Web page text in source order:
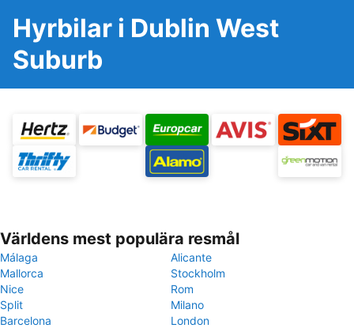
Hyrbilar i Dublin West
Suburb
Världens mest populära resmål
Málaga
Alicante
Mallorca
Stockholm
Nice
Rom
Split
Milano
Barcelona
London